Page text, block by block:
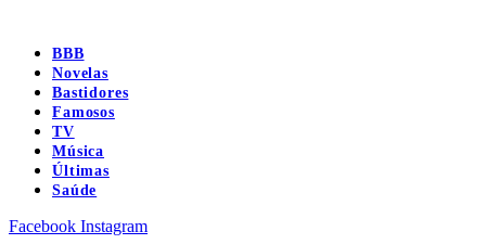
BBB
Novelas
Bastidores
Famosos
TV
Música
Últimas
Saúde
Facebook Instagram